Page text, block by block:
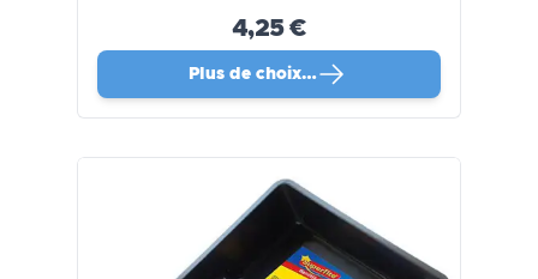
4,25 €
Plus de choix…